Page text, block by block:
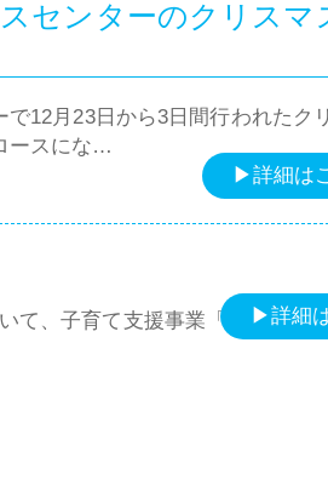
センターのクリスマ
12月23日から3日間行われたク
ースにな…
▶詳細は
て、子育て支援事業「広二っ子
▶詳細